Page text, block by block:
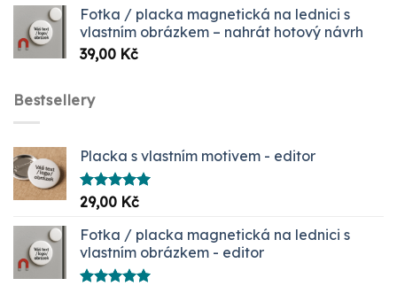
až
1099,00 Kč
Fotka / placka magnetická na lednici s
vlastním obrázkem – nahrát hotový návrh
39,00 Kč
Bestsellery
Placka s vlastním motivem - editor
Hodnocení
5.00
29,00 Kč
Fotka / placka magnetická na lednici s
vlastním obrázkem - editor